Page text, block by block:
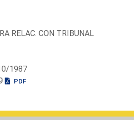
RELAC. CON TRIBUNAL
1987
PDF